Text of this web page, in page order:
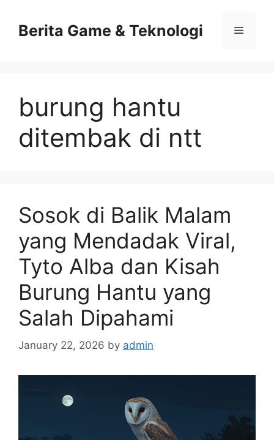
contentBerita Game & Teknologi Menu
burung hantu
ditembak di ntt
Sosok di Balik Malam
yang Mendadak Viral,
Tyto Alba dan Kisah
Burung Hantu yang
Salah Dipahami
January 22, 2026 by admin